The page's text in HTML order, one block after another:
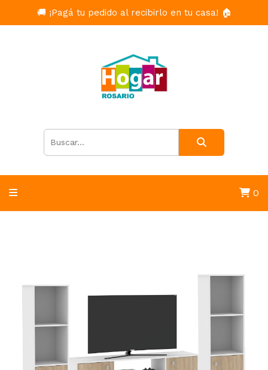
🚚 ¡Pagá tu pedido al recibirlo en tu casa! 🏠
0